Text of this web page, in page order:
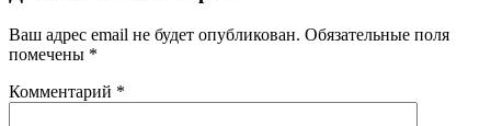
Ваш адрес email не будет опубликован. Обязательные поля
помечены *
Комментарий *